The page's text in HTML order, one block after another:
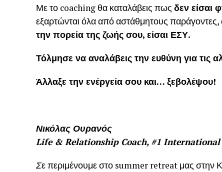
Με το coaching θα καταλάβεις πως δεν είσαι
εξαρτώνται όλα από αστάθμητους παράγοντες,
την πορεία της ζωής σου, είσαι ΕΣΥ.
Τόλμησε να αναλάβεις την ευθύνη για τις
Άλλαξε την ενέργεία σου και… ξεβολέψου!
Νικόλας Ουρανός
Life & Relationship Coach, #1
Σε περιμένουμε στο summer retreat μας στην